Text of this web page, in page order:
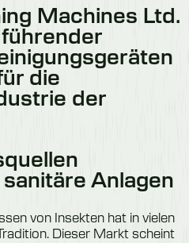
Machines Ltd.
die
der
Anlagen
von Insekten hat in vielen
Dieser Markt scheint